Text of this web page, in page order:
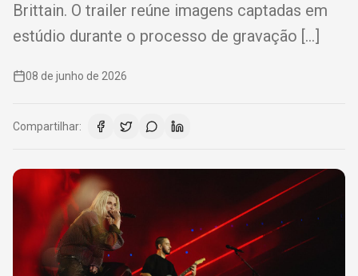
Brittain. O trailer reúne imagens captadas em
estúdio durante o processo de gravação […]
08 de junho de 2026
Compartilhar: